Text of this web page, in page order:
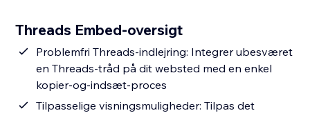
Threads Embed-oversigt
Problemfri Threads-indlejring: Integrer ubesværet
en Threads-tråd på dit websted med en enkel
kopier-og-indsæt-proces
Tilpasselige visningsmuligheder: Tilpas det